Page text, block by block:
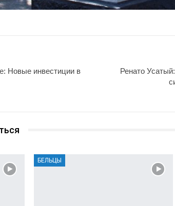
Новые инвестиции в
Ренато
БЕЛЬЦЫ